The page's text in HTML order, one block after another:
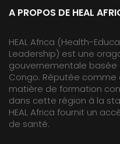
A PROPOS DE HEAL
HEAL Africa (Health-
Leadership) est une
gouvernementale basée
Congo. Réputée comme
matière de formation
dans cette région à la
HEAL Africa fournit un
de santé.